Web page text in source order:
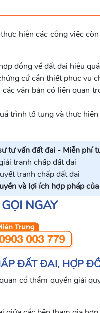
hiện các công việc
đồng về đất đai hiệu
cứ cần thiết phục vụ
văn bản có liên quan
trình tố tụng và thực
tư vấn đất đai - Miễn phí
tranh chấp đất đai
tranh chấp đất đai
và lợi ích hợp pháp
GỌI NGAY
ĐẤT ĐAI, HỢP
có thẩm quyền giải